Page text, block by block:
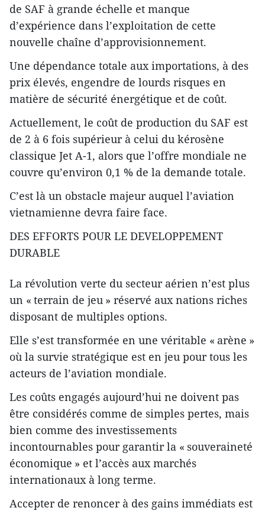
de SAF à grande échelle et manque
d’expérience dans l’exploitation de cette
nouvelle chaîne d’approvisionnement.
Une dépendance totale aux importations, à des
prix élevés, engendre de lourds risques en
matière de sécurité énergétique et de coût.
Actuellement, le coût de production du SAF est
de 2 à 6 fois supérieur à celui du kérosène
classique Jet A-1, alors que l’offre mondiale ne
couvre qu’environ 0,1 % de la demande totale.
C’est là un obstacle majeur auquel l’aviation
vietnamienne devra faire face.
DES EFFORTS POUR LE DEVELOPPEMENT
DURABLE
La révolution verte du secteur aérien n’est plus
un « terrain de jeu » réservé aux nations riches
disposant de multiples options.
Elle s’est transformée en une véritable « arène »
où la survie stratégique est en jeu pour tous les
acteurs de l’aviation mondiale.
Les coûts engagés aujourd’hui ne doivent pas
être considérés comme de simples pertes, mais
bien comme des investissements
incontournables pour garantir la « souveraineté
économique » et l’accès aux marchés
internationaux à long terme.
Accepter de renoncer à des gains immédiats est